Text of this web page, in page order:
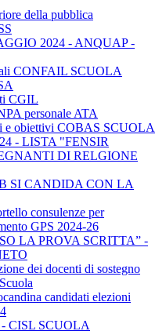
della pubblica
2024 - ANQUAP -
CONFAIL SCUOLA
CGIL
personale ATA
e obiettivi COBAS SCUOLA
- LISTA "FENSIR
DI RELGIONE
SI CANDIDA CON LA
consulenze per
GPS 2024-26
LA PROVA SCRITTA” -
dei docenti di sostegno
candidati elezioni
- CISL SCUOLA